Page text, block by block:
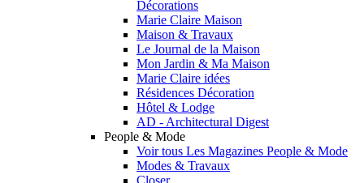
Décorations
Marie Claire Maison
Maison & Travaux
Le Journal de la Maison
Mon Jardin & Ma Maison
Marie Claire idées
Résidences Décoration
Hôtel & Lodge
AD - Architectural Digest
People & Mode
Voir tous Les Magazines People & Mode
Modes & Travaux
Closer